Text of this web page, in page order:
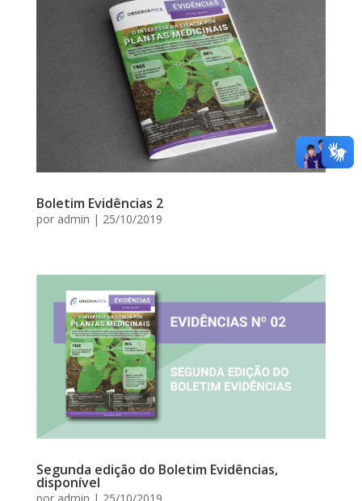
Boletim Evidências 2
por admin | 25/10/2019
Segunda edição do Boletim Evidências,
disponível
por admin | 25/10/2019